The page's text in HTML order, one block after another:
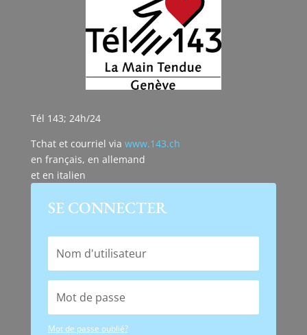
Tél 143; 24h/24
Tchat et courriel via www.143.ch
en français, en allemand
et en italien
SE CONNECTER
Mot de passe oublié?